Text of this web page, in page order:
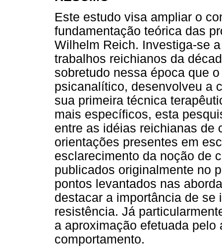
Este estudo visa ampliar o
fundamentação teórica das
Wilhelm Reich. Investiga-se
trabalhos reichianos da
sobretudo nessa época que
psicanalítico, desenvolveu a
sua primeira técnica
mais específicos, esta
entre as idéias reichianas de
orientações presentes em
esclarecimento da noção de
publicados originalmente no
pontos levantados nas
destacar a importância de se
resistência. Já
a aproximação efetuada pelo
comportamento.